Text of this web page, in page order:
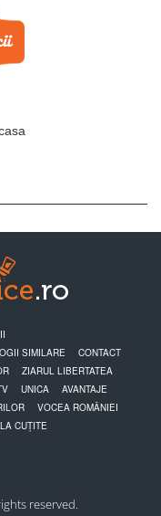
SIMILARE
CONTACT
ZIARUL LIBERTATEA
UNICA
AVANTAJE
VOCEA ROMÂNIEI
CUȚITE
reserved.